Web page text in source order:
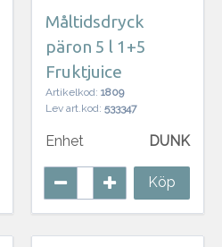
Måltidsdryck
päron 5 l 1+5
Fruktjuice
Artikelkod: 1809
Lev art.kod: 533347
Enhet DUNK
Köp